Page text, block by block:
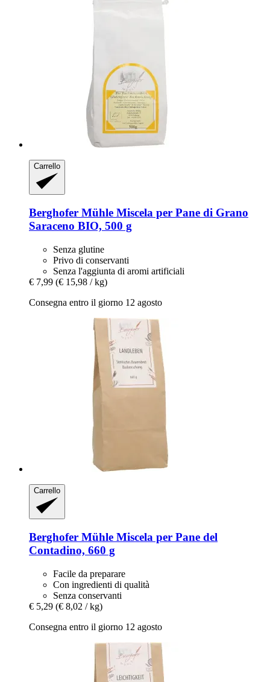
Carrello
Berghofer Mühle Miscela per Pane di Grano
Saraceno BIO, 500 g
Senza glutine
Privo di conservanti
Senza l'aggiunta di aromi artificiali
€ 7,99 (€ 15,98 / kg)
Consegna entro il giorno 12 agosto
Carrello
Berghofer Mühle Miscela per Pane del
Contadino, 660 g
Facile da preparare
Con ingredienti di qualità
Senza conservanti
€ 5,29 (€ 8,02 / kg)
Consegna entro il giorno 12 agosto